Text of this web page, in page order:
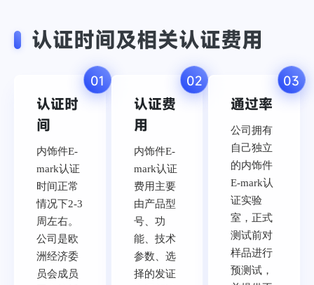
认证时间及相关认证费用
01
认证时
间
内饰件E-
mark认证
时间正常
情况下2-3
周左右。
公司是欧
洲经济委
员会成员
02
认证费
用
内饰件E-
mark认证
费用主要
由产品型
号、功
能、技术
参数、选
择的发证
03
通过率
公司拥有
自己独立
的内饰件
E-mark认
证实验
室，正式
测试前对
样品进行
预测试，